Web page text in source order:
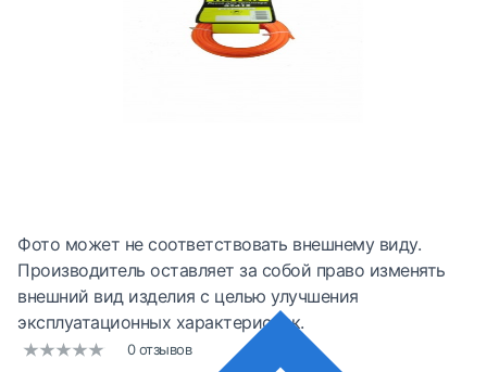
Фото может не соответствовать внешнему виду.
Производитель оставляет за собой право изменять
внешний вид изделия с целью улучшения
эксплуатационных характеристик.
0 отзывов